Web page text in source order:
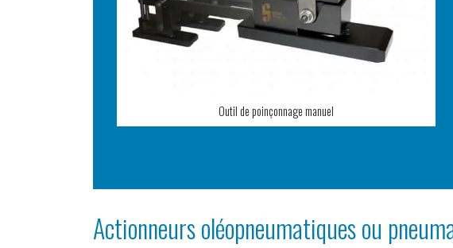
Outil de poinçonnage manuel
Actionneurs oléopneumatiques ou